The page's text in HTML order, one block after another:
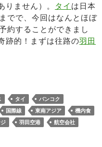
りません）。 タイ は日本
でで、今回はなんとほぼ
約することができまし
跡的！まずは往路の羽田
コク便ビジネスクラス搭
タイ
バンコク
国際線 東南アジア
機内食
羽田空港 航空会社